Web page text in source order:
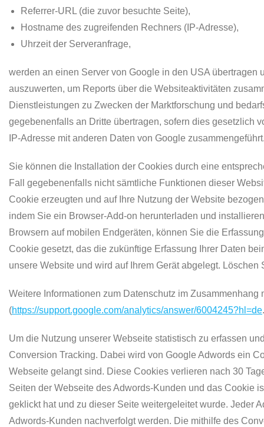
Referrer-URL (die zuvor besuchte Seite),
Hostname des zugreifenden Rechners (IP-Adresse),
Uhrzeit der Serveranfrage,
werden an einen Server von Google in den USA
auszuwerten, um Reports über die Websiteaktivitäten
Dienstleistungen zu Zwecken der Marktforschung und
gegebenenfalls an Dritte übertragen, sofern dies gesetzlich
IP-Adresse mit anderen Daten von Google
Sie können die Installation der Cookies durch eine
Fall gegebenenfalls nicht sämtliche Funktionen dieser
Cookie erzeugten und auf Ihre Nutzung der Website
indem Sie ein Browser-Add-on herunterladen und
Browsern auf mobilen Endgeräten, können Sie die
Cookie gesetzt, das die zukünftige Erfassung Ihrer Daten
unsere Website und wird auf Ihrem Gerät abgelegt.
Weitere Informationen zum Datenschutz im
(https://support.google.com/analytics/answer/6004245?hl=de.
Um die Nutzung unserer Webseite statistisch zu erfassen
Conversion Tracking. Dabei wird von Google Adwords ein
Webseite gelangt sind. Diese Cookies verlieren nach 30
Seiten der Webseite des Adwords-Kunden und das Cookie
geklickt hat und zu dieser Seite weitergeleitet wurde. Jeder
Adwords-Kunden nachverfolgt werden. Die mithilfe des